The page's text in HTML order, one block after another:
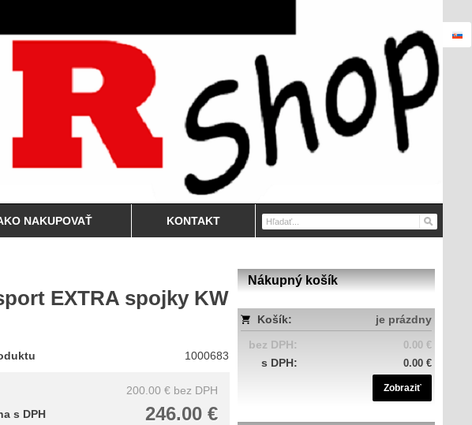
NAKUPOVAŤ KONTAKT
Nákupný košík
Košík:
je prázdny
bez DPH:
0.00 €
s DPH: 0.00 €
Zobraziť
EXTRA spojky KW
1000683
200.00 € bez DPH
246.00 €
s DPH